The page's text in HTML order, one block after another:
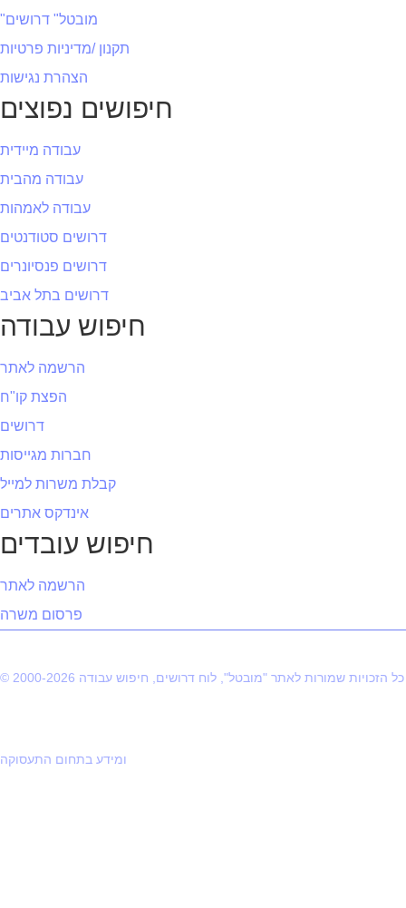
"מובטל" דרושים
תקנון /מדיניות פרטיות
הצהרת נגישות
חיפושים נפוצים
עבודה מיידית
עבודה מהבית
עבודה לאמהות
דרושים סטודנטים
דרושים פנסיונרים
דרושים בתל אביב
חיפוש עבודה
הרשמה לאתר
הפצת קו"ח
דרושים
חברות מגייסות
קבלת משרות למייל
אינדקס אתרים
חיפוש עובדים
הרשמה לאתר
פרסום משרה
© 2000-2026 כל הזכויות שמורות לאתר "מובטל", לוח דרושים, חיפוש עבודה
ומידע בתחום התעסוקה